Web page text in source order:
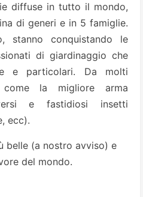
diffuse in tutto il mondo,
di generi e in 5 famiglie.
stanno conquistando le
di giardinaggio che
e particolari. Da molti
come la migliore arma
e fastidiosi insetti
ecc).
belle (a nostro avviso) e
del mondo.